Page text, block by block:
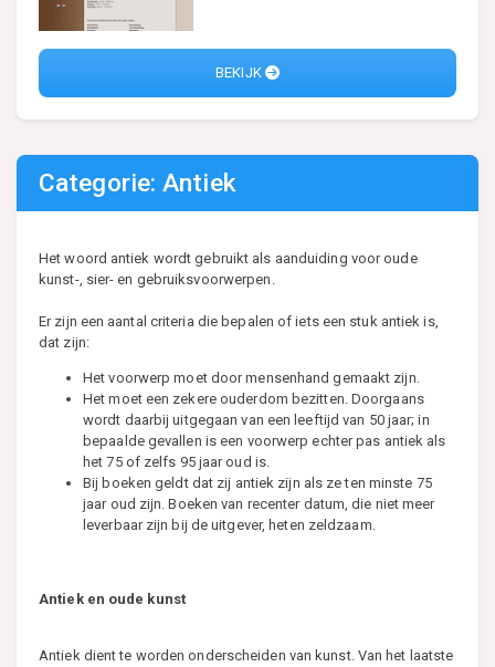
BEKIJK
Categorie: Antiek
Het woord antiek wordt gebruikt als aanduiding voor oude
kunst-, sier- en gebruiksvoorwerpen.
Er zijn een aantal criteria die bepalen of iets een stuk antiek is,
dat zijn:
Het voorwerp moet door mensenhand gemaakt zijn.
Het moet een zekere ouderdom bezitten. Doorgaans
wordt daarbij uitgegaan van een leeftijd van 50 jaar; in
bepaalde gevallen is een voorwerp echter pas antiek als
het 75 of zelfs 95 jaar oud is.
Bij boeken geldt dat zij antiek zijn als ze ten minste 75
jaar oud zijn. Boeken van recenter datum, die niet meer
leverbaar zijn bij de uitgever, heten zeldzaam.
Antiek en oude kunst
Antiek dient te worden onderscheiden van kunst. Van het laatste